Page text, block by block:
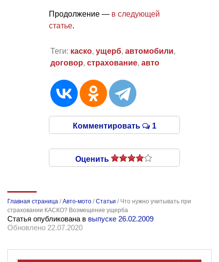
Продолжение — в следующей
статье.
Теги: каско, ущерб, автомобили,
договор, страхование, авто
Комментировать 1
Оценить
Главная страница /Авто-мото /Статьи / Что нужно учитывать при
страховании КАСКО? Возмещение ущерба
Статья опубликована в выпуске 26.02.2009
Обновлено 22.07.2020